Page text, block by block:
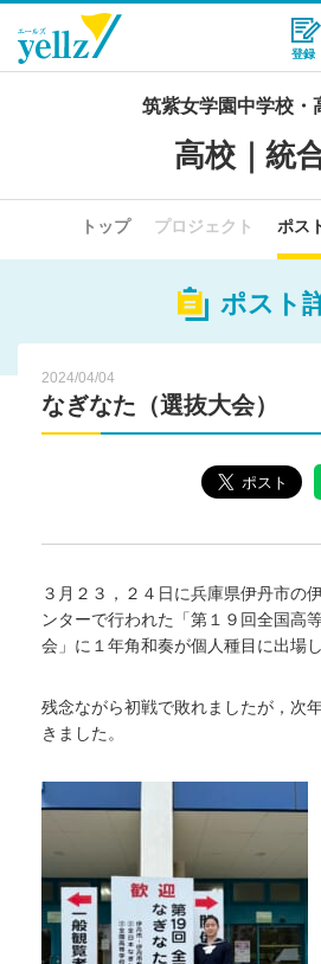
登録
筑紫女学園中学校・
高校｜統
トップ プロジェクト ポス
ポスト
2024/04/04
なぎなた（選抜大会）
３月２３，２４日に兵庫県伊丹市の
ンターで行われた「第１９回全国高
会」に１年角和奏が個人種目に出場し
残念ながら初戦で敗れましたが，次
きました。